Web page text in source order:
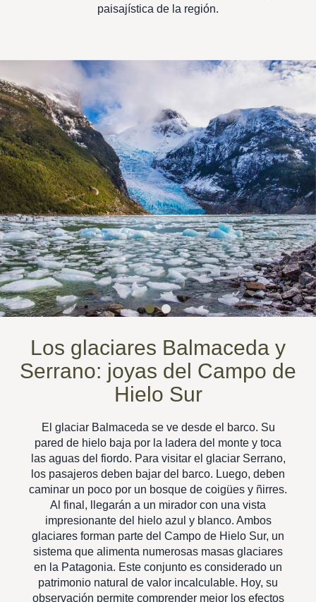
paisajística de la región.
Los glaciares Balmaceda y
Serrano: joyas del Campo de
Hielo Sur
El glaciar Balmaceda se ve desde el barco. Su
pared de hielo baja por la ladera del monte y toca
las aguas del fiordo. Para visitar el glaciar Serrano,
los pasajeros deben bajar del barco. Luego, deben
caminar un poco por un bosque de coigües y ñirres.
Al final, llegarán a un mirador con una vista
impresionante del hielo azul y blanco. Ambos
glaciares forman parte del Campo de Hielo Sur, un
sistema que alimenta numerosas masas glaciares
en la Patagonia. Este conjunto es considerado un
patrimonio natural de valor incalculable. Hoy, su
observación permite comprender mejor los efectos